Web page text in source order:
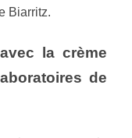
Biarritz.
la crème
de